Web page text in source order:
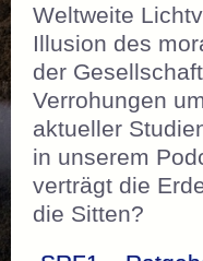
Weltweite
Illusion des
der
Verrohungen
aktueller
in unserem
verträgt die
die Sitten?